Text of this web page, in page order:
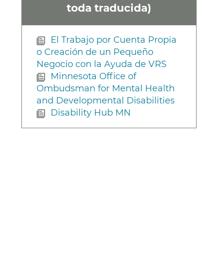
toda traducida)
El Trabajo por Cuenta Propia
o Creación de un Pequeño
Negocio con la Ayuda de VRS
Minnesota Office of
Ombudsman for Mental Health
and Developmental Disabilities
Disability Hub MN